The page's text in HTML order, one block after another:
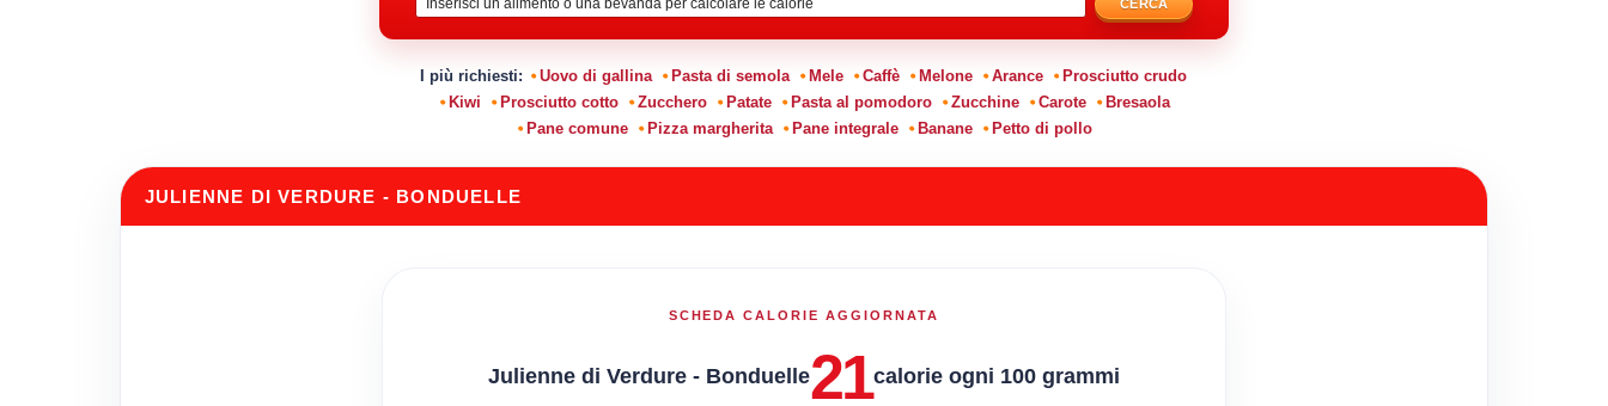
CERCA
I più richiesti: Uovo di gallina Pasta di semola Mele Caffè Melone Arance
Prosciutto crudo
Kiwi
Prosciutto cotto Zucchero Patate Pasta al pomodoro Zucchine Carote
Bresaola
Pane comune
Pizza margherita Pane integrale Banane Petto di pollo
JULIENNE DI VERDURE - BONDUELLE
SCHEDA CALORIE AGGIORNATA
Julienne di Verdure - Bonduelle21calorie ogni 100 grammi